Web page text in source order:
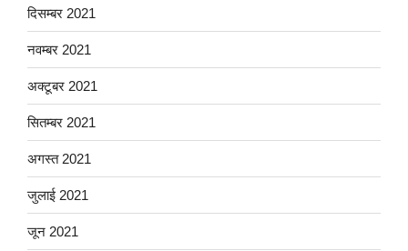
दिसम्बर 2021
नवम्बर 2021
अक्टूबर 2021
सितम्बर 2021
अगस्त 2021
जुलाई 2021
जून 2021